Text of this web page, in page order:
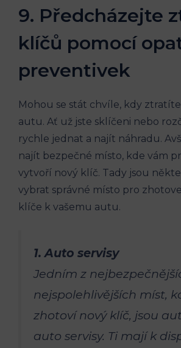
9. Předcházejte​
klíčů pomocí
preventivek
Mohou se stát chvíle, kdy
autu. Ať‌ už jste sklíčeni nebo
rychle jednat a najít náhradu.
‍najít bezpečné místo, kde vám
vytvoří​ nový klíč. Tady jsou
vybrat správné místo pro
⁤klíče ⁤k vašemu autu.
1. Auto servisy
Jedním z
nejspolehlivějších míst,
zhotoví nový klíč, jsou
auto servisy. ⁣Ti mají ⁢k